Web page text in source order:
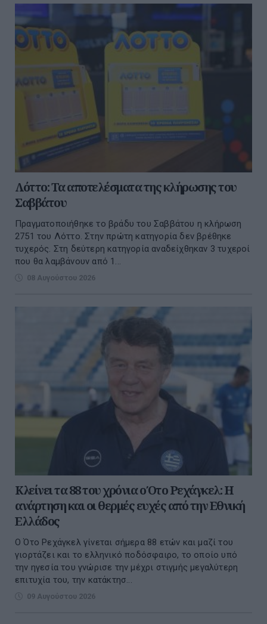
Λόττο: Τα αποτελέσματα της κλήρωσης του
Σαββάτου
Πραγματοποιήθηκε το βράδυ του Σαββάτου η κλήρωση
2751 του Λόττο. Στην πρώτη κατηγορία δεν βρέθηκε
τυχερός. Στη δεύτερη κατηγορία αναδείχθηκαν 3 τυχεροί
που θα λαμβάνουν από 1...
08 Αυγούστου 2026
Κλείνει τα 88 του χρόνια ο Ότο Ρεχάγκελ: Η
ανάρτηση και οι θερμές ευχές από την Εθνική
Ελλάδος
Ο Ότο Ρεχάγκελ γίνεται σήμερα 88 ετών και μαζί του
γιορτάζει και το ελληνικό ποδόσφαιρο, το οποίο υπό
την ηγεσία του γνώρισε την μέχρι στιγμής μεγαλύτερη
επιτυχία του, την κατάκτησ...
09 Αυγούστου 2026